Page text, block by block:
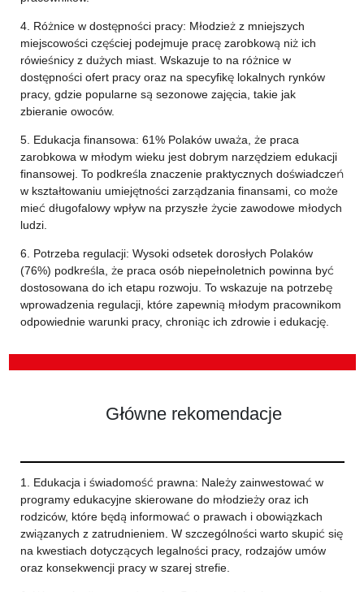
4. Różnice w dostępności pracy: Młodzież z mniejszych
miejscowości częściej podejmuje pracę zarobkową niż ich
rówieśnicy z dużych miast. Wskazuje to na różnice w
dostępności ofert pracy oraz na specyfikę lokalnych rynków
pracy, gdzie popularne są sezonowe zajęcia, takie jak
zbieranie owoców.
5. Edukacja finansowa: 61% Polaków uważa, że praca
zarobkowa w młodym wieku jest dobrym narzędziem edukacji
finansowej. To podkreśla znaczenie praktycznych doświadczeń
w kształtowaniu umiejętności zarządzania finansami, co może
mieć długofalowy wpływ na przyszłe życie zawodowe młodych
ludzi.
6. Potrzeba regulacji: Wysoki odsetek dorosłych Polaków
(76%) podkreśla, że praca osób niepełnoletnich powinna być
dostosowana do ich etapu rozwoju. To wskazuje na potrzebę
wprowadzenia regulacji, które zapewnią młodym pracownikom
odpowiednie warunki pracy, chroniąc ich zdrowie i edukację.
Główne rekomendacje
1. Edukacja i świadomość prawna: Należy zainwestować w
programy edukacyjne skierowane do młodzieży oraz ich
rodziców, które będą informować o prawach i obowiązkach
związanych z zatrudnieniem. W szczególności warto skupić się
na kwestiach dotyczących legalności pracy, rodzajów umów
oraz konsekwencji pracy w szarej strefie.